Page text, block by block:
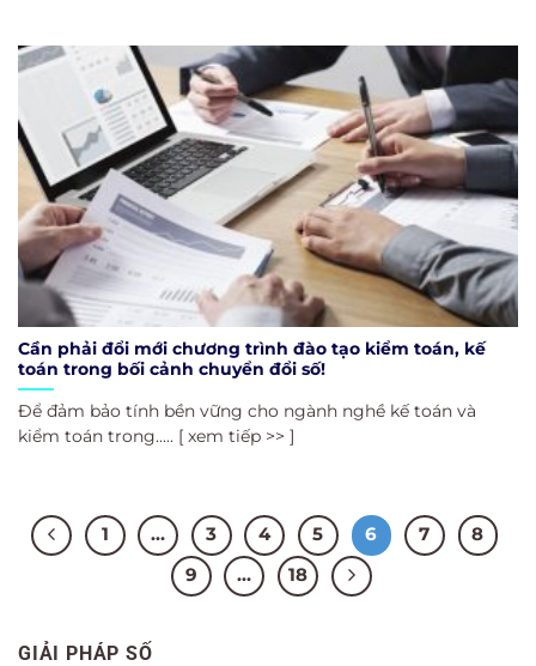
Cần phải đổi mới chương trình đào tạo kiểm toán, kế
toán trong bối cảnh chuyển đổi số!
Để đảm bảo tính bền vững cho ngành nghề kế toán và
kiểm toán trong..... [ xem tiếp >> ]
1 … 3 4 5 6 7
8
9
… 18
GIẢI PHÁP SỐ